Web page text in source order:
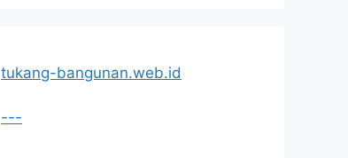
tukang-bangunan.web.id
---